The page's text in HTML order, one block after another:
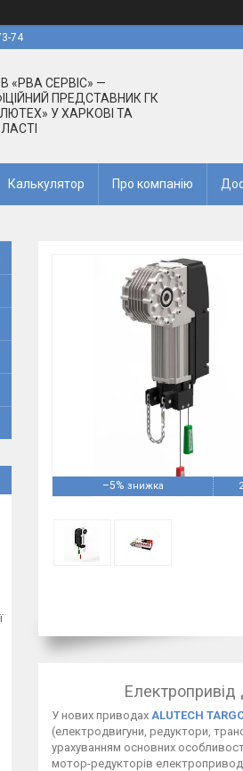
74
«РВА СЕРВІС» —
ПРЕДСТАВНИК ГК
У ХАРКОВІ ТА
Калькулятор Про компанiю
–5%
У нових приводах ALUTECH
(електродвигуни, редуктори,
урахуванням основних
мотор-редукторів